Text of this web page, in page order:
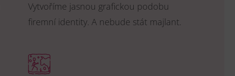
Vytvoříme jasnou grafickou podobu
firemní identity. A nebude stát majlant.